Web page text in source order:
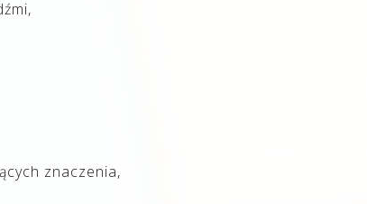
znaczenia,